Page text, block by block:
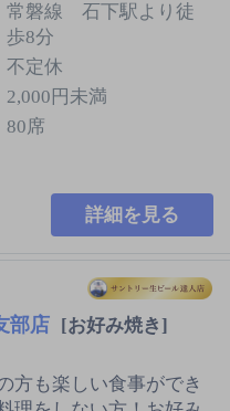
常磐線 石下駅より徒
歩8分
不定休
2,000円未満
80席
詳細を見る
部店 [お好み焼き]
方も楽しい食事ができ